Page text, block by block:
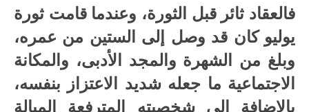
فالعقاد ثائر قبل الثورة، وعندما قامت ثورة
يوليو كان قد وصل إلى الستين من عمره،
وبلغ من الشهرة والمجد الأدبى، والمكانة
الاجتماعية ما جعله شديد الاعتزاز بنفسه،
بالإضافة إلى شخصيته المترفعة الميالة